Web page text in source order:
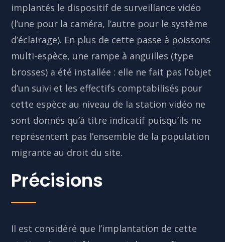
implantés le dispositif de surveillance vidéo
(l’une pour la caméra, l’autre pour le système
d’éclairage). En plus de cette passe à poissons
multi-espèce, une rampe à anguilles (type
brosses) a été installée : elle ne fait pas l’objet
d’un suivi et les effectifs comptabilisés pour
cette espèce au niveau de la station vidéo ne
sont donnés qu’à titre indicatif puisqu’ils ne
représentent pas l’ensemble de la population
migrante au droit du site.
Précisions
Il est considéré que l’implantation de cette